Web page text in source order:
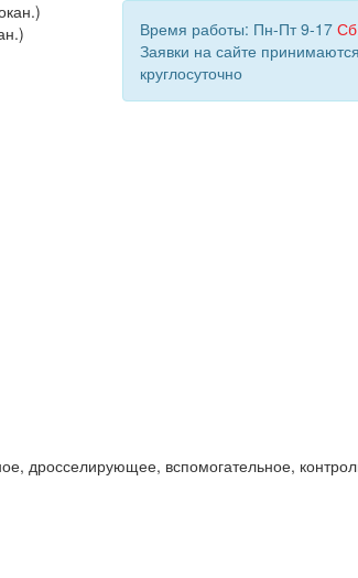
Время работы: Пн-Пт 9-17 Сб
Заявки на сайте принимаются
круглосуточно
дросселирующее, вспомогательное,